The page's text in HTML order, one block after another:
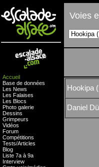
Accueil
Base de données
Les News
Les Falaises
Les Blocs
Photo galerie
Dessins
Grimpeurs
Vidéos
Forum
Compétitions
Tests/Articles
Blog
Liste 7a à 9a
Interview
Voies
Hookipa
Daniel